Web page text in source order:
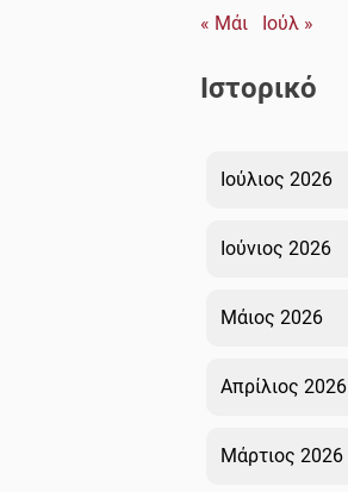
« Μάι
Ιούλ »
Ιστορικό
Ιούλιος 2026
Ιούνιος 2026
Μάιος 2026
Απρίλιος 2026
Μάρτιος 2026